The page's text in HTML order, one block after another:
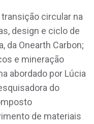
circular na
design e ciclo de
da Onearth Carbon;
e mineração
abordado por Lúcia
do
de materiais